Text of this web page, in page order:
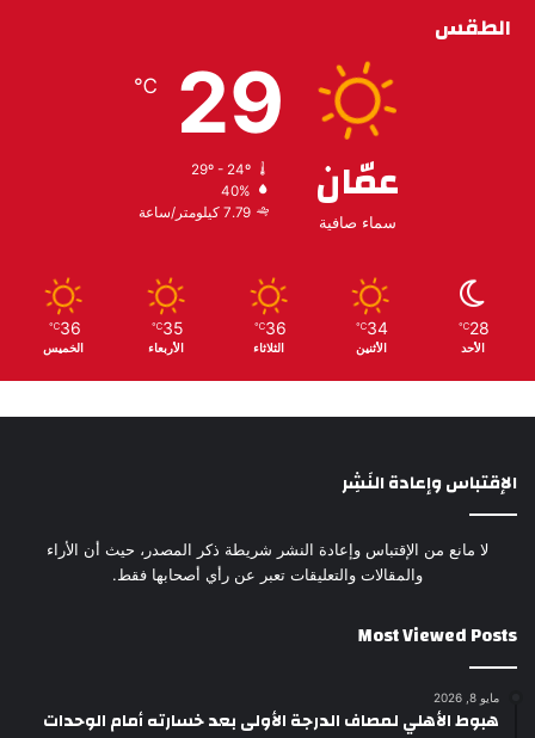
الطقس
عمّان
سماء صافية
29
℃
29º - 24º
40%
7.79 كيلومتر/ساعة
28
℃
الأحد
34
℃
الأثنين
36
℃
الثلاثاء
35
℃
الأربعاء
36
℃
الخميس
الإقتباس وإعادة النَشِر
لا مانع من الإقتباس وإعادة النشر شريطة ذكر المصدر، حيث أن الأراء
والمقالات والتعليقات تعبر عن رأي أصحابها فقط.
Most Viewed Posts
مايو 8, 2026
هبوط الأهلي لمصاف الدرجة الأولى بعد خسارته أمام الوحدات